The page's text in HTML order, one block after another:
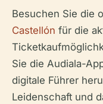
Besuchen Sie die
Castellón für die
Sie die Audiala-
digitale Führer
Leidenschaft und